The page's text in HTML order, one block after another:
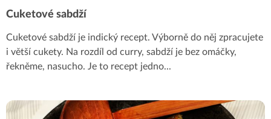
Cuketové sabdží
Cuketové sabdží je indický recept. Výborně do něj zpracujete
i větší cukety. Na rozdíl od curry, sabdží je bez omáčky,
řekněme, nasucho. Je to recept jedno...